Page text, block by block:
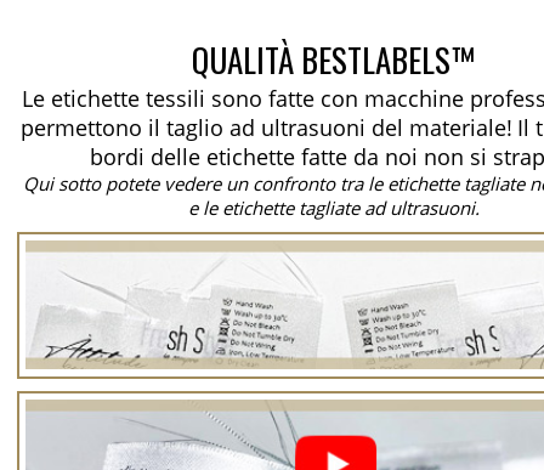
QUALITÀ BESTLABELS™
Le etichette tessili sono fatte con macchine
permettono il taglio ad ultrasuoni del materiale! Il
bordi delle etichette fatte da noi non si
Qui sotto potete vedere un confronto tra le etichette tagliate
e le etichette tagliate ad ultrasuoni.